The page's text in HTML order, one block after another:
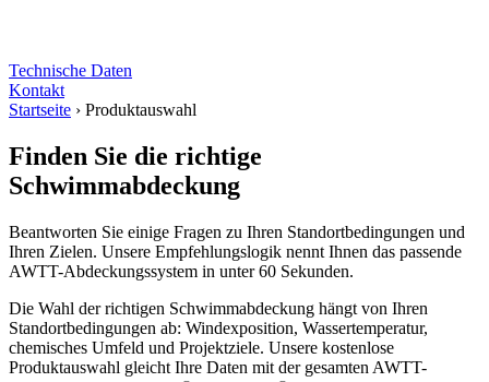
Technische Daten
Kontakt
Startseite › Produktauswahl
Finden Sie die richtige
Schwimmabdeckung
Beantworten Sie einige Fragen zu Ihren Standortbedingungen und
Ihren Zielen. Unsere Empfehlungslogik nennt Ihnen das passende
AWTT-Abdeckungssystem in unter 60 Sekunden.
Die Wahl der richtigen Schwimmabdeckung hängt von Ihren
Standortbedingungen ab: Windexposition, Wassertemperatur,
chemisches Umfeld und Projektziele. Unsere kostenlose
Produktauswahl gleicht Ihre Daten mit der gesamten AWTT-